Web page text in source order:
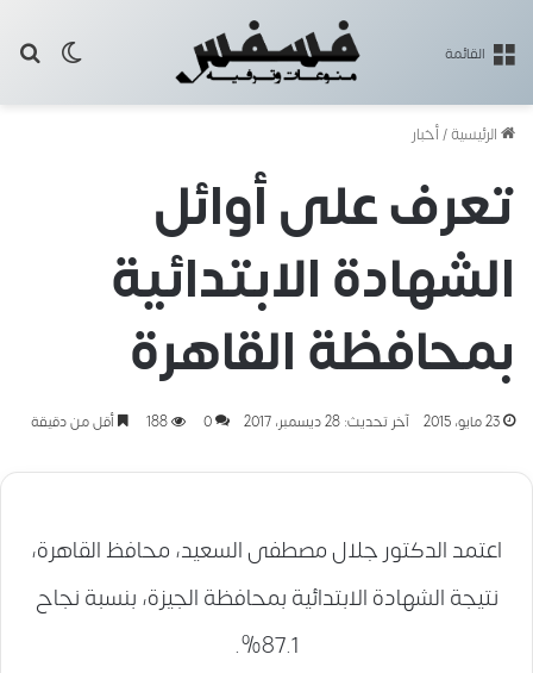
القائمة
الرئيسية/أخبار
تعرف على أوائل
الشهادة الابتدائية
بمحافظة القاهرة
23 مايو، 2015 آخر تحديث: 28 ديسمبر، 2017 0
188 أقل من دقيقة
اعتمد الدكتور جلال مصطفى السعيد، محافظ القاهرة،
نتيجة الشهادة الابتدائية بمحافظة الجيزة، بنسبة نجاح
87.1%.